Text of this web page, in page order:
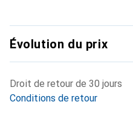
Évolution du prix
Droit de retour de 30 jours
Conditions de retour